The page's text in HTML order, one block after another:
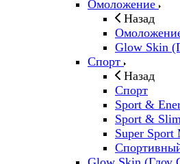
Омоложение
Назад
Glow Skin
Спорт
Назад
Спорт
Sport &
Sport &
Super